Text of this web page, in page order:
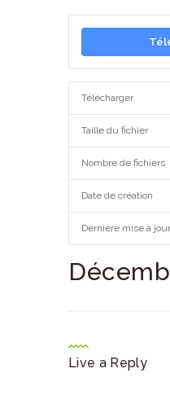
Télécharger
Taille du fichier
Nombre de fichiers
Date de création
Dernière mise à jour
Live a Reply